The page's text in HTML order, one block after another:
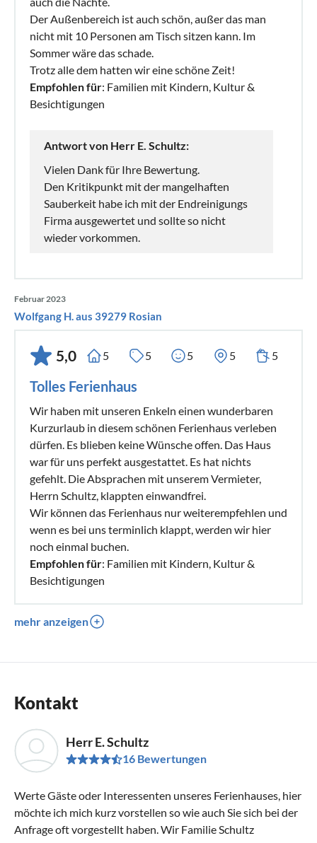
Der Außenbereich ist auch schön, außer das man
nicht mit 10 Personen am Tisch sitzen kann. Im
Sommer wäre das schade.
Trotz alle dem hatten wir eine schöne Zeit!
Empfohlen für: Familien mit Kindern, Kultur &
Besichtigungen
Antwort von Herr E. Schultz:
Vielen Dank für Ihre Bewertung.
Den Kritikpunkt mit der mangelhaften
Sauberkeit habe ich mit der Endreinigungs
Firma ausgewertet und sollte so nicht
wieder vorkommen.
Februar 2023
Wolfgang H. aus 39279 Rosian
5,0 5 5 5 5 5
Tolles Ferienhaus
Wir haben mit unseren Enkeln einen wunderbaren
Kurzurlaub in diesem schönen Ferienhaus verleben
dürfen. Es blieben keine Wünsche offen. Das Haus
war für uns perfekt ausgestattet. Es hat nichts
gefehlt. Die Absprachen mit unserem Vermieter,
Herrn Schultz, klappten einwandfrei.
Wir können das Ferienhaus nur weiterempfehlen und
wenn es bei uns terminlich klappt, werden wir hier
noch einmal buchen.
Empfohlen für: Familien mit Kindern, Kultur &
Besichtigungen
mehr anzeigen
Kontakt
Herr E. Schultz
16 Bewertungen
Werte Gäste oder Interessenten unseres Ferienhauses, hier
möchte ich mich kurz vorstellen so wie auch Sie sich bei der
Anfrage oft vorgestellt haben. Wir Familie Schultz